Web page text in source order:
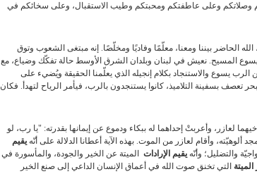
وعلى عاطفتكم ومحبتكم وطيب الاستقبال، وعلى سخائكم في
الحاضر بيننا ومعنا، معلّمًا وفاديًا ومخلّصًا. إنه مبتغى الشعوب وتوق
يسوع المسيح. نعيش في لبنان وبلدان الشرق الأوسط حالة تفكّك وضياع، مع
يسوع والاستنجاد بكلام إنجيله الذي يعلّمنا الحقيقة ويُضيء على
تعصف بسفينة التلاميذ، كانوا يستنجدون بالرب، فيأمر الرياح لتهدأ. فكان
لعازر، وأعربتْ إحداهما له ببكاء ودموع عن إيمانها بقدرته: "يا رب، لو
يقيم
والتضليل؛ وأنّهيقيم الإرادات
الميتة عن الخير والجودة، والمأسورة في
التي تخنق صوت الله في أعماق الإنسان الداعي إلى صنع الخير